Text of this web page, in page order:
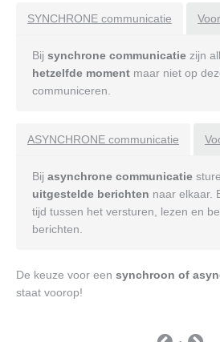
SYNCHRONE communicatie
Bij synchrone communicatie zijn
hetzelfde moment maar niet op
communiceren.
ASYNCHRONE communicatie
Bij asynchrone communicatie
uitgestelde berichten naar elkaar.
tijd tussen het versturen, lezen en
berichten.
De keuze voor een synchroon of
staat voorop!